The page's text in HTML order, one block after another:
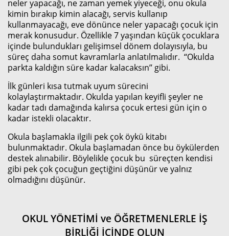
neler yapacağı, ne zaman yemek yiyeceği, onu okula
kimin bırakıp kimin alacağı, servis kullanıp
kullanmayacağı, eve dönünce neler yapacağı çocuk için
merak konusudur. Özellikle 7 yaşından küçük çocuklara
içinde bulundukları gelişimsel dönem dolayısıyla, bu
süreç daha somut kavramlarla anlatılmalıdır. ‘‘Okulda
parkta kaldığın süre kadar kalacaksın’’ gibi.
İlk günleri kısa tutmak uyum sürecini
kolaylaştırmaktadır. Okulda yapılan keyifli şeyler ne
kadar tadı damağında kalırsa çocuk ertesi gün için o
kadar istekli olacaktır.
Okula başlamakla ilgili pek çok öykü kitabı
bulunmaktadır. Okula başlamadan önce bu öykülerden
destek alınabilir. Böylelikle çocuk bu süreçten kendisi
gibi pek çok çocuğun geçtiğini düşünür ve yalnız
olmadığını düşünür.
OKUL YÖNETİMİ ve ÖĞRETMENLERLE İŞ
BİRLİĞİ İÇİNDE OLUN